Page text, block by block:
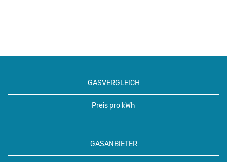
GASVERGLEICH
Preis pro kWh
GASANBIETER